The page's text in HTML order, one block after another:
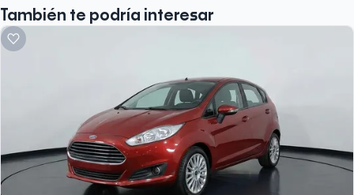
También te podría interesar